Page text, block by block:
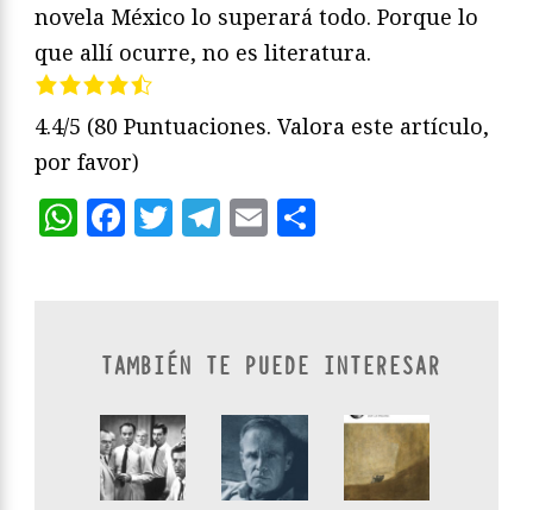
novela México lo superará todo. Porque lo
que allí ocurre, no es literatura.
4.4/5 (80 Puntuaciones. Valora este artículo,
por favor)
WhatsApp
Facebook
Twitter
Telegram
Email
TAMBIÉN TE PUEDE INTERESAR